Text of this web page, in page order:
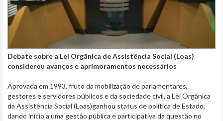
Debate sobre a Lei Orgânica de Assistência Social (Loas)
considerou avanços e aprimoramentos necessários
Aprovada em 1993, fruto da mobilização de parlamentares,
gestores e servidores públicos e da sociedade civil, a Lei Orgânica
da Assistência Social (Loas)ganhou status de política de Estado,
dando início a uma gestão pública e participativa da questão no